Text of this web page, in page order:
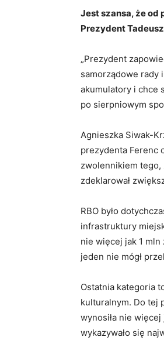
Jest szansa, że od
Prezydent
„Prezydent
samorządowe rady
akumulatory i chce
po sierpniowym
Agnieszka Siwak-
prezydenta Ferenc
zwolennikiem
zdeklarował
RBO było
infrastruktury
nie więcej jak 1 mln
jeden nie mógł
Ostatnia kategoria
kulturalnym. Do tej
wynosiła nie więcej
wykazywało się